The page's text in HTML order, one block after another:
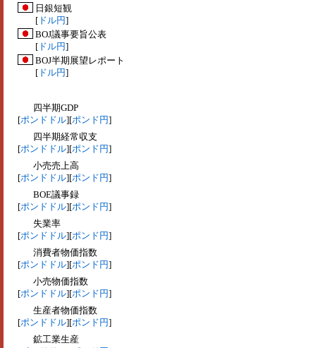
日銀短観
[ ドル円]
BOJ議事要旨公表
[ ドル円]
BOJ半期展望レポート
[ ドル円]
四半期GDP
[ポンドドル][ポンド円]
四半期経常収支
[ポンドドル][ポンド円]
小売売上高
[ポンドドル][ポンド円]
BOE議事録
[ポンドドル][ポンド円]
失業率
[ポンドドル][ポンド円]
消費者物価指数
[ポンドドル][ポンド円]
小売物価指数
[ポンドドル][ポンド円]
生産者物価指数
[ポンドドル][ポンド円]
鉱工業生産